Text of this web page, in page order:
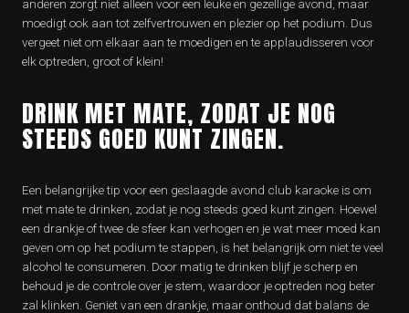
anderen zorgt niet alleen voor een leuke en gezellige avond, maar
moedigt ook aan tot zelfvertrouwen en plezier op het podium. Dus
vergeet niet om elkaar aan te moedigen en te applaudisseren voor
elk optreden, groot of klein!
DRINK MET MATE, ZODAT JE NOG
STEEDS GOED KUNT ZINGEN.
Een belangrijke tip voor een geslaagde avond club karaoke is om
met mate te drinken, zodat je nog steeds goed kunt zingen. Hoewel
een drankje of twee de sfeer kan verhogen en je wat meer moed kan
geven om op het podium te stappen, is het belangrijk om niet te veel
alcohol te consumeren. Door matig te drinken blijf je scherp en
behoud je de controle over je stem, waardoor je optreden nog beter
zal klinken. Geniet van een drankje, maar onthoud dat balans de